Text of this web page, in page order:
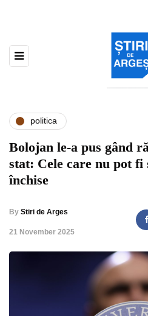
politica
Bolojan le-a pus gând
stat: Cele care nu pot fi
închise
By Stiri de Arges
,21 November 2025